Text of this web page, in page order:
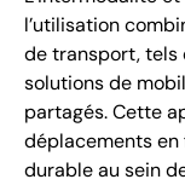
l’utilisation
de transport, tels
solutions de
partagés. Cette
déplacements
durable au sein